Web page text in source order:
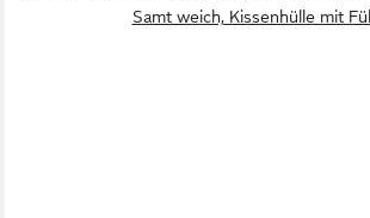
Samt weich, Kissenhülle mit